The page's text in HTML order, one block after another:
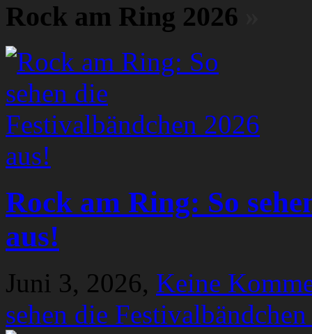
Rock am Ring 2026
Rock am Ring: So
aus!
Juni 3, 2026, Keine
sehen die